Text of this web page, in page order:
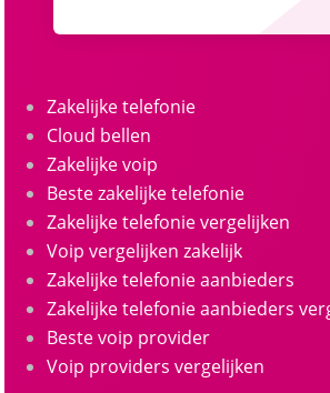
Zakelijke telefonie
Cloud bellen
Zakelijke voip
Beste zakelijke telefonie
Zakelijke telefonie vergelijken
Voip vergelijken zakelijk
Zakelijke telefonie aanbieders
Zakelijke telefonie aanbieders
Beste voip provider
Voip providers vergelijken